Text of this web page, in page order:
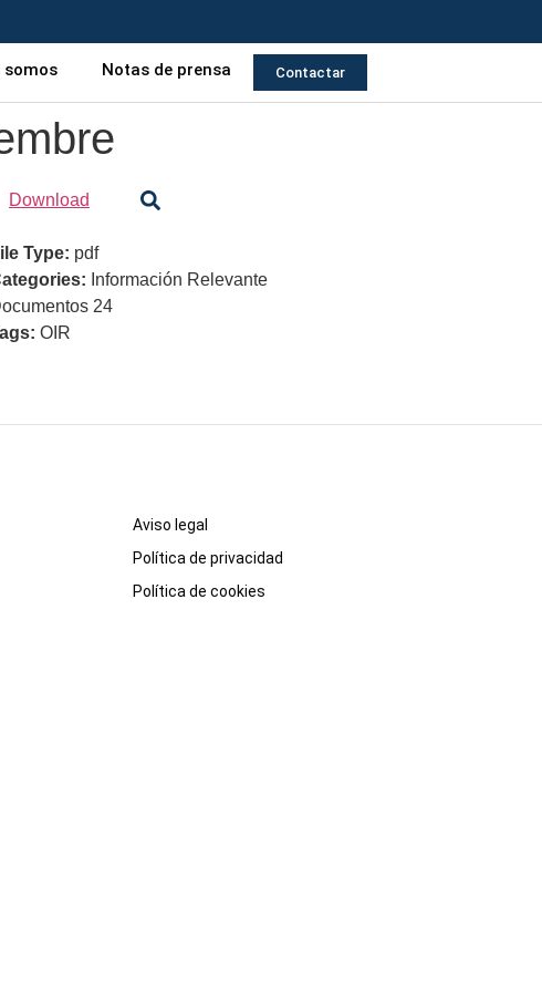
somos Notas de prensa Contactar
Download
Type: pdf
Información Relevante
24
OIR
Aviso legal
Política de privacidad
Política de cookies